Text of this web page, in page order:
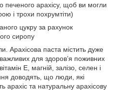
печеного арахісу, щоб ви могли
і трохи похрумтіти)
цукру за рахунок
сиропу
Арахісова паста містить дуже
для здоров’я поживних
Е, магній, залізо, селен і
доводять, що люди, які
арахіс та натуральну арахісову